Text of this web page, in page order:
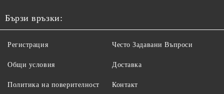
Бързи връзки:
Регистрация
Общи условия
Политика на поверителност
Често Задавани Въпроси
Доставка
Контакт